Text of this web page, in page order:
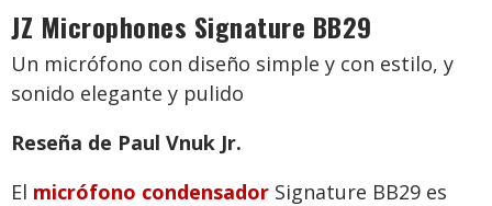
JZ Microphones Signature BB29
Un micrófono con diseño simple y con estilo, y
sonido elegante y pulido
Reseña de Paul Vnuk Jr.
El micrófono condensador Signature BB29 es